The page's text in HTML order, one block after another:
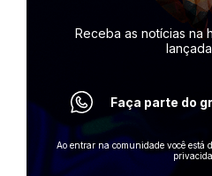
Receba as notícias na
Faça parte do
Ao entrar na comunidade você está